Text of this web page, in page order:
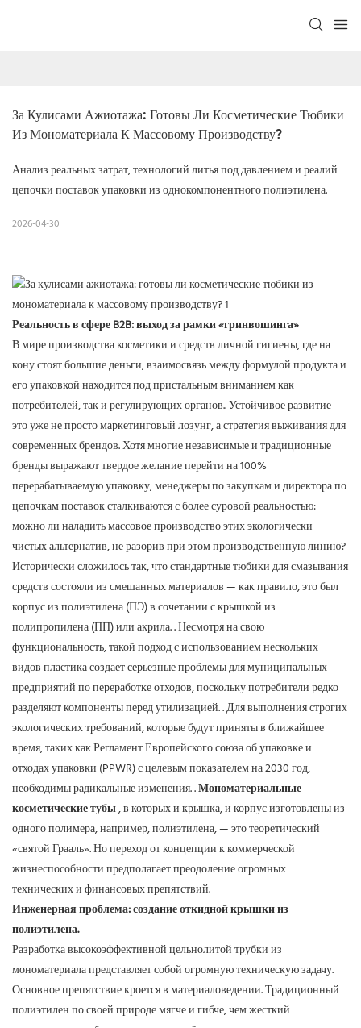
За Кулисами Ажиотажа: Готовы Ли Косметические Тюбики
Из Мономатериала К Массовому Производству?
Анализ реальных затрат, технологий литья под давлением и реалий
цепочки поставок упаковки из однокомпонентного полиэтилена.
2026-04-30
Реальность в сфере B2B: выход за рамки «гринвошинга»
В мире производства косметики и средств личной гигиены, где на
кону стоят большие деньги, взаимосвязь между формулой продукта и
его упаковкой находится под пристальным вниманием как
потребителей, так и регулирующих органов..Устойчивое развитие —
это уже не просто маркетинговый лозунг, а стратегия выживания для
современных брендов.Хотя многие независимые и традиционные
бренды выражают твердое желание перейти на 100%
перерабатываемую упаковку, менеджеры по закупкам и директора по
цепочкам поставок сталкиваются с более суровой реальностью:
можно ли наладить массовое производство этих экологически
чистых альтернатив, не разорив при этом производственную линию?
Исторически сложилось так, что стандартные тюбики для смазывания
средств состояли из смешанных материалов — как правило, это был
корпус из полиэтилена (ПЭ) в сочетании с крышкой из
полипропилена (ПП) или акрила..Несмотря на свою
функциональность, такой подход с использованием нескольких
видов пластика создает серьезные проблемы для муниципальных
предприятий по переработке отходов, поскольку потребители редко
разделяют компоненты перед утилизацией..Для выполнения строгих
экологических требований, которые будут приняты в ближайшее
время, таких как Регламент Европейского союза об упаковке и
отходах упаковки (PPWR) с целевым показателем на 2030 год,
необходимы радикальные изменения..Мономатериальные
косметические тубы, в которых и крышка, и корпус изготовлены из
одного полимера, например, полиэтилена, — это теоретический
«святой Грааль». Но переход от концепции к коммерческой
жизнеспособности предполагает преодоление огромных
технических и финансовых препятствий.
Инженерная проблема: создание откидной крышки из
полиэтилена.
Разработка высокоэффективной цельнолитой трубки из
мономатериала представляет собой огромную техническую задачу.
Основное препятствие кроется в материаловедении.Традиционный
полиэтилен по своей природе мягче и гибче, чем жесткий